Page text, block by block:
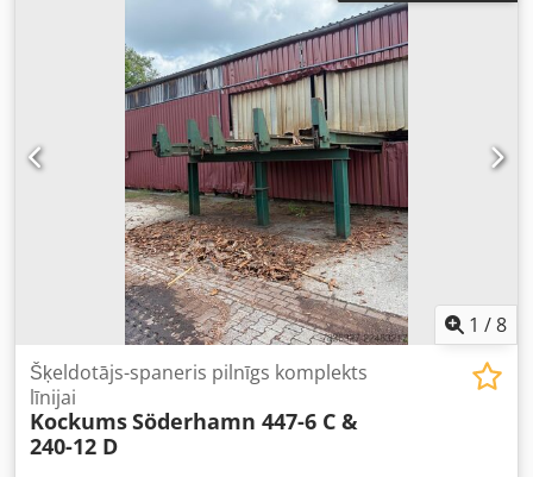
1 /8
Šķeldotājs-spaneris pilnīgs komplekts
līnijai
KockumsSöderhamn 447-6 C &
240-12 D